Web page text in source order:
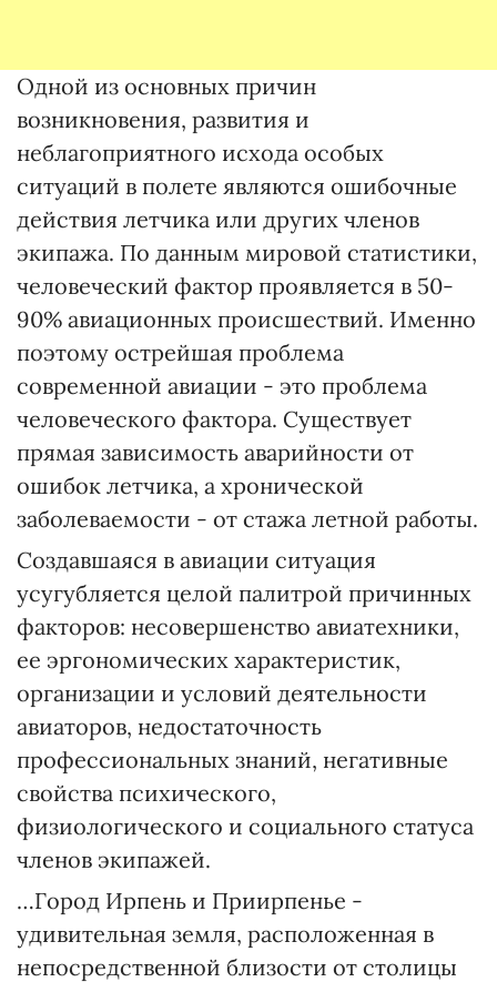
Одной из основных причин
возникновения, развития и
неблагоприятного исхода особых
ситуаций в полете являются ошибочные
действия летчика или других членов
экипажа. По данным мировой статистики,
человеческий фактор проявляется в 50-
90% авиационных происшествий. Именно
поэтому острейшая проблема
современной авиации - это проблема
человеческого фактора. Существует
прямая зависимость аварийности от
ошибок летчика, а хронической
заболеваемости - от стажа летной работы.
Создавшаяся в авиации ситуация
усугубляется целой палитрой причинных
факторов: несовершенство авиатехники,
ее эргономических характеристик,
организации и условий деятельности
авиаторов, недостаточность
профессиональных знаний, негативные
свойства психического,
физиологического и социального статуса
членов экипажей.
…Город Ирпень и Приирпенье -
удивительная земля, расположенная в
непосредственной близости от столицы